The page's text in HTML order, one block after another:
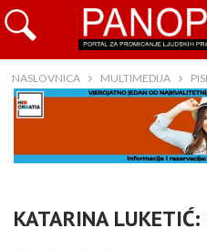
NASLOVNICA MULTIMEDIJA
KATARINA